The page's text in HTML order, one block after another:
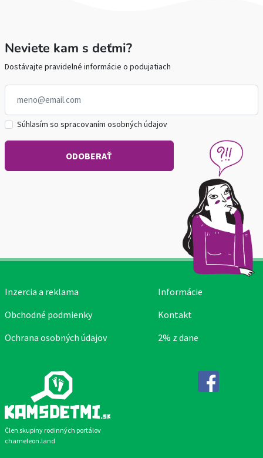
Neviete kam s deťmi?
Dostávajte pravidelné informácie o podujatiach
Súhlasím so spracovaním osobných údajov
Člen skupiny rodinných portálov
chameleon.land
Inzercia a reklama
Obchodné podmienky
Ochrana osobných údajov
Informácie
Kontakt
2% z dane